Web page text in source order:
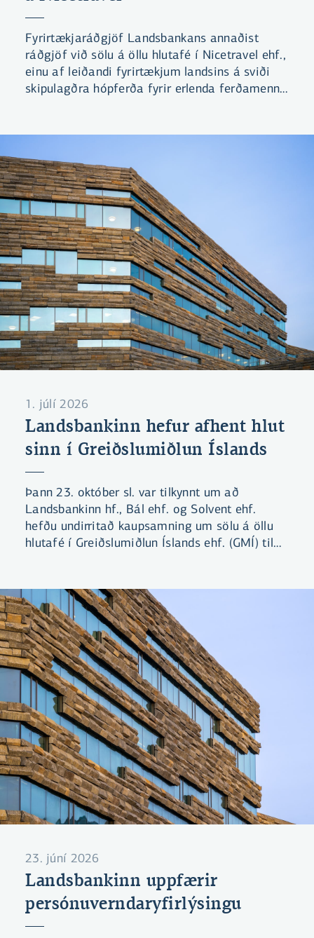
Fyrirtækjaráðgjöf Landsbankans annaðist
ráðgjöf við sölu á öllu hlutafé í Nicetravel ehf.,
einu af leiðandi fyrirtækjum landsins á sviði
skipulagðra hópferða fyrir erlenda ferðamenn.
1. júlí 2026
Landsbankinn hefur afhent hlut
sinn í Greiðslumiðlun Íslands
Þann 23. október sl. var tilkynnt um að
Landsbankinn hf., Bál ehf. og Solvent ehf.
hefðu undirritað kaupsamning um sölu á öllu
hlutafé í Greiðslumiðlun Íslands ehf. (GMÍ) til
Þann 28. maí sl. tilkynnti Samkeppniseftirlitið
að stofnunin hefði lokið rannsókn á kaupunum
og teldi ekki tilefni til frekari rannsóknar eða
íhlutunar.
23. júní 2026
Landsbankinn uppfærir
persónuverndaryfirlýsingu